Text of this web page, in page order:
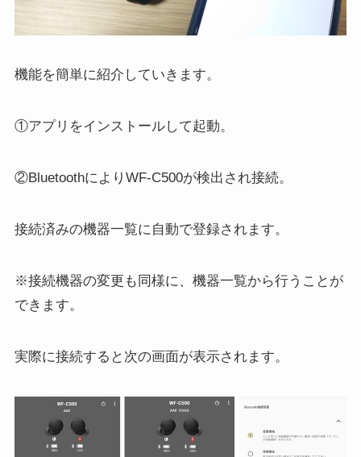
機能を簡単に紹介していきます。
①アプリをインストールして起動。
②BluetoothによりWF-C500が検出され接続。
接続済みの機器一覧に自動で登録されます。
※接続機器の変更も同様に、機器一覧から行うことが
できます。
実際に接続すると次の画面が表示されます。